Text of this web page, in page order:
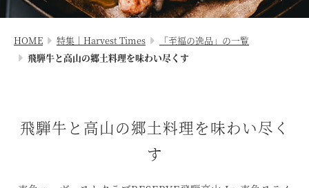
HOME 特集｜Harvest Times
「至福の逸品」の一覧
飛騨牛と高山の郷土料理を味わい尽くす
飛騨牛と高山の郷土料理を味わい尽く
す